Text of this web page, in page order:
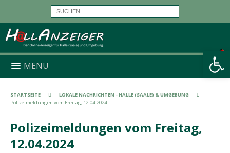
Werkzeugleiste öffnen
MENU
STARTSEITE
LOKALE NACHRICHTEN - HALLE (SAALE) & UMGEBUNG
Polizeimeldungen vom Freitag, 12.04.2024
Polizeimeldungen vom Freitag,
12.04.2024